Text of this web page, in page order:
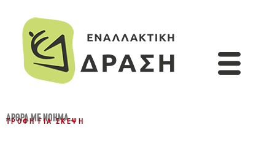
ΆΡΘΡΑ ΜΕ ΝΌΗΜΑ...
ΤΡΟΦΉ ΓΙΑ ΣΚΈΨΗ